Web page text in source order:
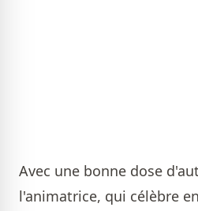
Avec une bonne dose
l'animatrice, qui célèbre